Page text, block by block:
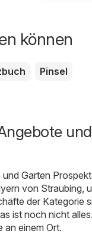
können
Pinsel
und
und Garten
von Straubing,
der Kategorie
ist noch nicht
einem Ort.